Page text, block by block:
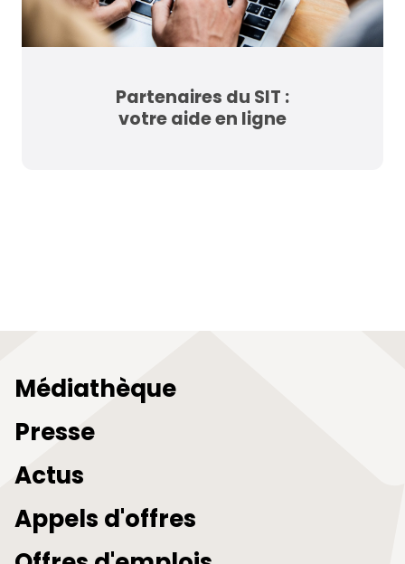
Partenaires du SIT :
votre aide en ligne
Médiathèque
Presse
Actus
Appels d'offres